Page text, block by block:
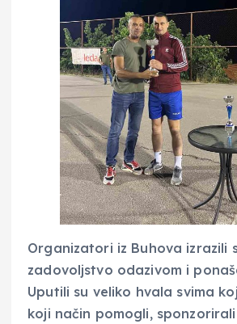
Organizatori iz Buhova izrazili
zadovoljstvo odazivom i
Uputili su veliko hvala svima
koji način pomogli,